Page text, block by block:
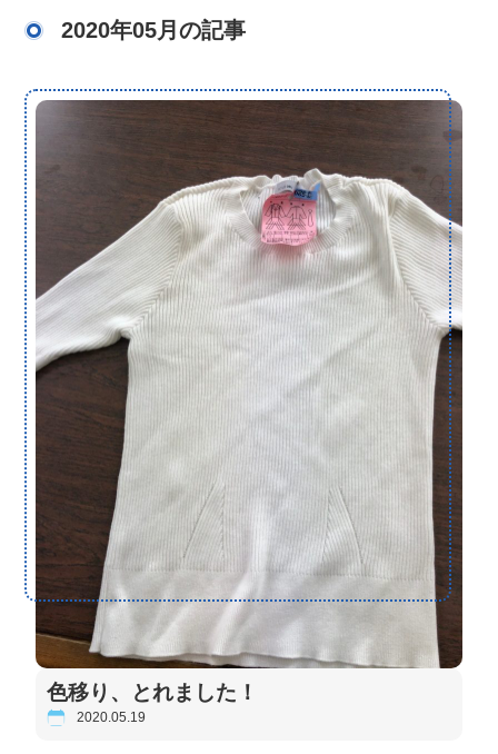
2020年05月の記事
色移り、とれました！
2020.05.19